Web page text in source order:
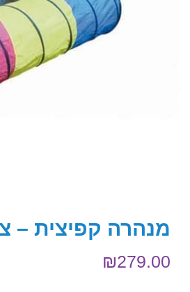
מנהרה קפיצית –
₪279.00